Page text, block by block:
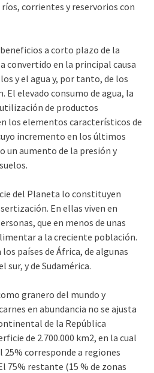
corrientes y reservorios con
a corto plazo de la
convertido en la principal causa
y el agua y, por tanto, de los
El elevado consumo de agua, la
de productos
los elementos característicos de
incremento en los últimos
un aumento de la presión y
del Planeta lo constituyen
En ellas viven en
que en menos de unas
a la creciente población.
países de África, de algunas
sur, y de Sudamérica.
granero del mundo y
en abundancia no se ajusta
de la República
de 2.700.000 km2, en la cual
corresponde a regiones
75% restante (15 % de zonas